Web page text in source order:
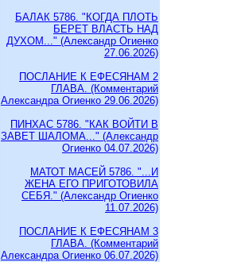
БАЛАК 5786. "КОГДА ПЛОТЬ
БЕРЕТ ВЛАСТЬ НАД
ДУХОМ..." (Александр Огиенко
27.06.2026)
ПОСЛАНИЕ К ЕФЕСЯНАМ 2
ГЛАВА. (Комментарий
Александра Огиенко 29.06.2026)
ПИНХАС 5786. "КАК ВОЙТИ В
ЗАВЕТ ШАЛОМА..." (Александр
Огиенко 04.07.2026)
МАТОТ МАСЕЙ 5786. "...И
ЖЕНА ЕГО ПРИГОТОВИЛА
СЕБЯ." (Александр Огиенко
11.07.2026)
ПОСЛАНИЕ К ЕФЕСЯНАМ 3
ГЛАВА. (Комментарий
Александра Огиенко 06.07.2026)